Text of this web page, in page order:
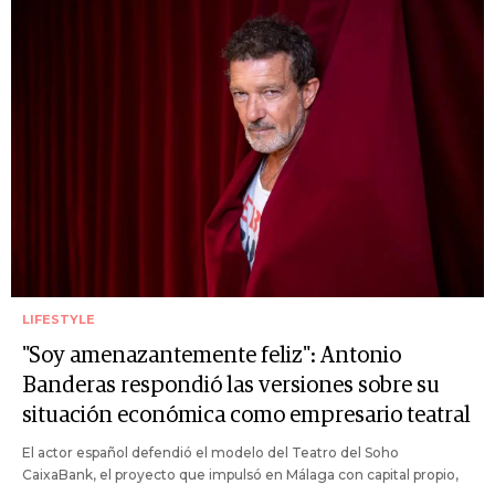
LIFESTYLE
"Soy amenazantemente feliz": Antonio
Banderas respondió las versiones sobre su
situación económica como empresario teatral
El actor español defendió el modelo del Teatro del Soho
CaixaBank, el proyecto que impulsó en Málaga con capital propio,